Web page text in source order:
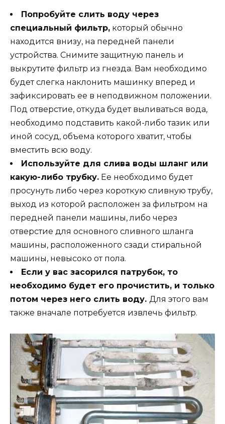
Попробуйте слить воду через
специальный фильтр, который обычно
находится внизу, на передней панели
устройства. Снимите защитную панель и
выкрутите фильтр из гнезда. Вам необходимо
будет слегка наклонить машинку вперед и
зафиксировать ее в неподвижном положении.
Под отверстие, откуда будет выливаться вода,
необходимо подставить какой-либо тазик или
иной сосуд, объема которого хватит, чтобы
вместить всю воду.
Используйте для слива воды шланг или
какую-либо трубку. Ее необходимо будет
просунуть либо через короткую сливную трубу,
выход из которой расположен за фильтром на
передней панели машины, либо через
отверстие для основного сливного шланга
машины, расположенного сзади стиральной
машины, невысоко от пола.
Если у вас засорился патрубок, то
необходимо будет его прочистить, и только
потом через него слить воду. Для этого вам
также вначале потребуется извлечь фильтр.